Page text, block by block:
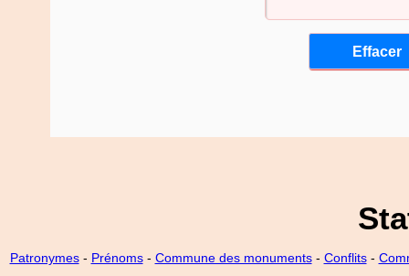
Patronymes- Prénoms- Commune des monuments- Conflits-